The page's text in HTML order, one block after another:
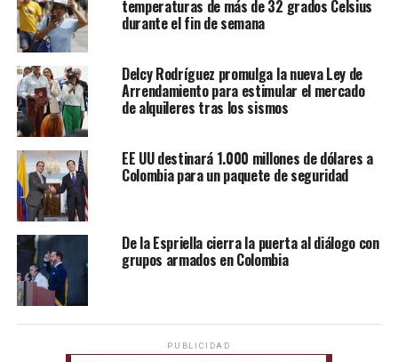
temperaturas de más de 32 grados Celsius
durante el fin de semana
Delcy Rodríguez promulga la nueva Ley de
Arrendamiento para estimular el mercado
de alquileres tras los sismos
EE UU destinará 1.000 millones de dólares a
Colombia para un paquete de seguridad
De la Espriella cierra la puerta al diálogo con
grupos armados en Colombia
PUBLICIDAD